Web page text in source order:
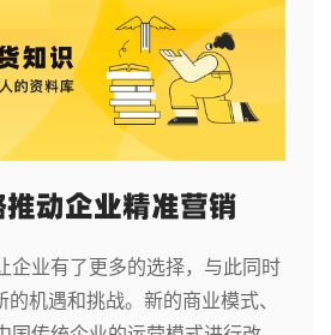
动企业精准营销
企业有了更多的选择，与此同时
机遇和挑战。新的商业模式、